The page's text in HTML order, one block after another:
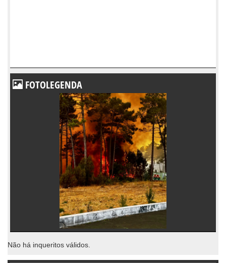
FOTOLEGENDA
Não há inqueritos válidos.